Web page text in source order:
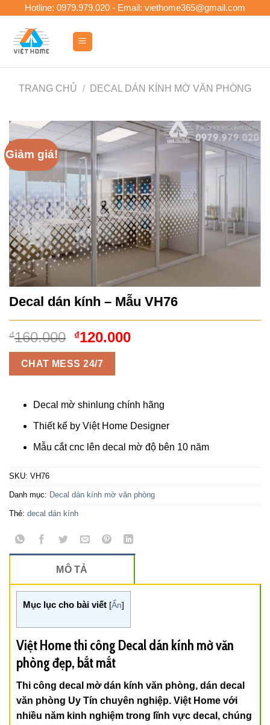
content
Hotline: 0979.979.020 - Email: viethome365@gmail.com
TRANG CHỦ / DECAL DÁN KÍNH MỜ VĂN PHÒNG
Giảm giá!
Decal dán kính – Mẫu VH76
₫160.000 Giá
gốc
là:
₫160.000.
₫120.000Giá
CHAT MESS 24/7
Decal mờ shinlung chính hãng
Thiết kế by Việt Home Designer
Mẫu cắt cnc lên decal mờ độ bên 10 năm
SKU: VH76
Danh mục: Decal dán kính mờ văn phòng
Thẻ: decal dán kính
MÔ TẢ
Mục lục cho bài viết [Ẩn]
Việt Home thi công Decal dán kính mờ văn
phòng đẹp, bắt mắt
Thi công decal mờ dán kính văn phòng, dán decal
văn phòng Uy Tín chuyên nghiệp. Việt Home với
nhiều năm kinh nghiệm trong lĩnh vực decal, chúng